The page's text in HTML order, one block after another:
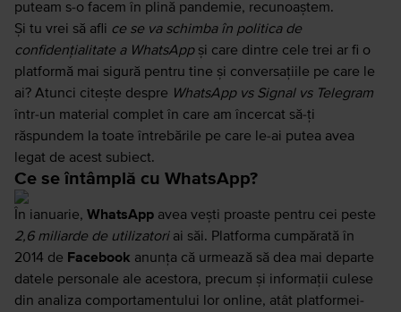
puteam s-o facem în plină pandemie, recunoaștem.
Și tu vrei să afli ce se va schimba în politica de
confidențialitate a WhatsAppși care dintre cele trei ar fi o
platformă mai sigură pentru tine și conversațiile pe care le
ai? Atunci citește despre WhatsApp vs Signal vs Telegram
într-un material complet în care am încercat să-ți
răspundem la toate întrebările pe care le-ai putea avea
legat de acest subiect.
Ce se întâmplă cu WhatsApp?
În ianuarie, WhatsApp avea vești proaste pentru cei peste
2,6 miliarde de utilizatoriai săi. Platforma cumpărată în
2014 de Facebook anunța că urmează să dea mai departe
datele personale ale acestora, precum și informații culese
din analiza comportamentului lor online, atât platformei-